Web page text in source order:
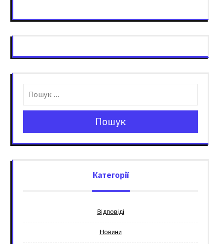
Пошук
Категорії
Відповіді
Новини